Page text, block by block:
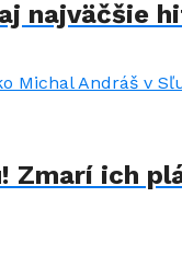
najväčšie
Zmarí ich